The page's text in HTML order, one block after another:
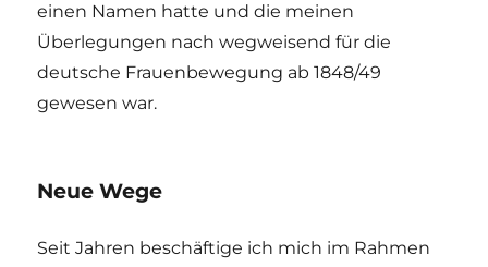
einen Namen hatte und die meinen
Überlegungen nach wegweisend für die
deutsche Frauenbewegung ab 1848/49
gewesen war.
Neue Wege
Seit Jahren beschäftige ich mich im Rahmen